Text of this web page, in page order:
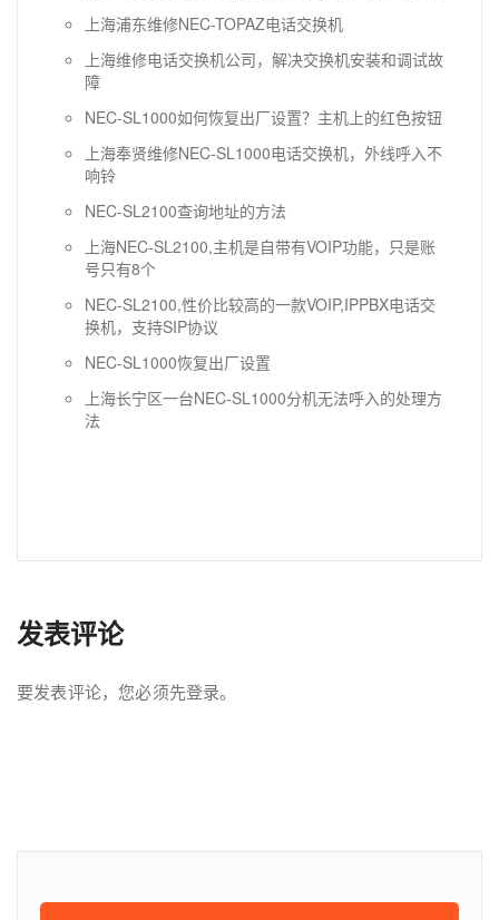
上海浦东维修NEC-TOPAZ电话交换机
上海维修电话交换机公司，解决交换机安装和调试故
障
NEC-SL1000如何恢复出厂设置？主机上的红色按钮
上海奉贤维修NEC-SL1000电话交换机，外线呼入不
响铃
NEC-SL2100查询地址的方法
上海NEC-SL2100,主机是自带有VOIP功能，只是账
号只有8个
NEC-SL2100,性价比较高的一款VOIP,IPPBX电话交
换机，支持SIP协议
NEC-SL1000恢复出厂设置
上海长宁区一台NEC-SL1000分机无法呼入的处理方
法
发表评论
要发表评论，您必须先登录。